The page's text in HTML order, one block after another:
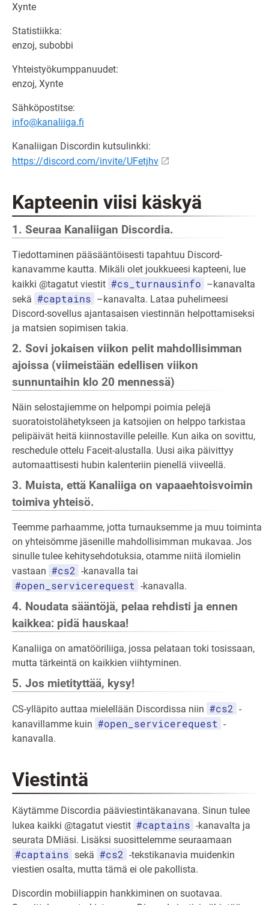
Xynte
Statistiikka:
enzoj, subobbi
Yhteistyökumppanuudet:
enzoj, Xynte
Sähköpostitse:
info@kanaliiga.fi
Kanaliigan Discordin kutsulinkki:
https://discord.com/invite/UFetjhv
Kapteenin viisi käskyä
1. Seuraa Kanaliigan Discordia.
Tiedottaminen pääsääntöisesti tapahtuu Discord-
kanavamme kautta. Mikäli olet joukkueesi kapteeni, lue
kaikki @tagatut viestit #cs_turnausinfo –kanavalta
sekä #captains –kanavalta. Lataa puhelimeesi
Discord-sovellus ajantasaisen viestinnän helpottamiseksi
ja matsien sopimisen takia.
2. Sovi jokaisen viikon pelit mahdollisimman
ajoissa (viimeistään edellisen viikon
sunnuntaihin klo 20 mennessä)
Näin selostajiemme on helpompi poimia pelejä
suoratoistolähetykseen ja katsojien on helppo tarkistaa
pelipäivät heitä kiinnostaville peleille. Kun aika on sovittu,
reschedule ottelu Faceit-alustalla. Uusi aika päivittyy
automaattisesti hubin kalenteriin pienellä viiveellä.
3. Muista, että Kanaliiga on vapaaehtoisvoimin
toimiva yhteisö.
Teemme parhaamme, jotta turnauksemme ja muu toiminta
on yhteisömme jäsenille mahdollisimman mukavaa. Jos
sinulle tulee kehitysehdotuksia, otamme niitä ilomielin
vastaan #cs2 -kanavalla tai
#open_servicerequest -kanavalla.
4. Noudata sääntöjä, pelaa rehdisti ja ennen
kaikkea: pidä hauskaa!
Kanaliiga on amatööriliiga, jossa pelataan toki tosissaan,
mutta tärkeintä on kaikkien viihtyminen.
5. Jos mietityttää, kysy!
CS-ylläpito auttaa mielellään Discordissa niin #cs2 -
kanavillamme kuin #open_servicerequest -
kanavalla.
Viestintä
Käytämme Discordia pääviestintäkanavana. Sinun tulee
lukea kaikki @tagatut viestit #captains -kanavalta ja
seurata DMiäsi. Lisäksi suosittelemme seuraamaan
#captains sekä #cs2 -tekstikanavia muidenkin
viestien osalta, mutta tämä ei ole pakollista.
Discordin mobiiliappin hankkiminen on suotavaa.